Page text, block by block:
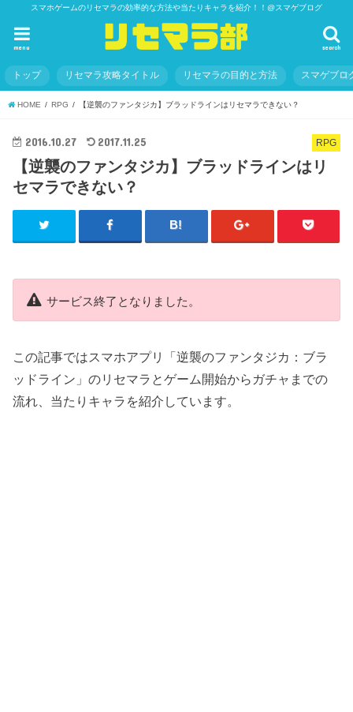
スマホゲームのリセマラの効率的な方法や当たりキャラを紹介！！@スマゲブログ
search
menu
トップ リセマラ攻略タイトル リセマラの目的と方法 スマゲブロ
HOME RPG 【逆襲のファンタジカ】ブラッドラインはリセマラできない？
RPG
2016.10.27 2017.11.25
【逆襲のファンタジカ】ブラッドラインはリ
セマラできない？
サービス終了となりました。
この記事ではスマホアプリ「逆襲のファンタジカ：ブラ
ッドライン」のリセマラとゲーム開始からガチャまでの
流れ、当たりキャラを紹介しています。